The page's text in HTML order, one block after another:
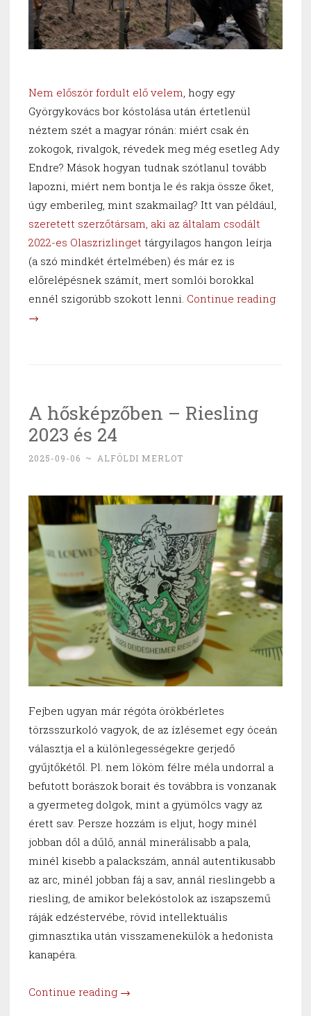
Nem először fordult elő velem, hogy egy
Györgykovács bor kóstolása után értetlenül
néztem szét a magyar rónán: miért csak én
zokogok, rivalgok, révedek meg még esetleg Ady
Endre? Mások hogyan tudnak szótlanul tovább
lapozni, miért nem bontja le és rakja össze őket,
úgy emberileg, mint szakmailag? Itt van például,
szeretett szerzőtársam, aki az általam csodált
2022-es Olaszrizlinget tárgyilagos hangon leírja
(a szó mindkét értelmében) és már ez is
előrelépésnek számít, mert somlói borokkal
ennél szigorúbb szokott lenni. Continue reading
→
A hősképzőben – Riesling
2023 és 24
2025-09-06 ~ ALFÖLDI MERLOT
Fejben ugyan már régóta örökbérletes
törzsszurkoló vagyok, de az ízlésemet egy óceán
választja el a különlegességekre gerjedő
gyűjtőkétől. Pl. nem lököm félre méla undorral a
befutott borászok borait és továbbra is vonzanak
a gyermeteg dolgok, mint a gyümölcs vagy az
érett sav. Persze hozzám is eljut, hogy minél
jobban dől a dűlő, annál minerálisabb a pala,
minél kisebb a palackszám, annál autentikusabb
az arc, minél jobban fáj a sav, annál rieslingebb a
riesling, de amikor belekóstolok az iszapszemű
ráják edzéstervébe, rövid intellektuális
gimnasztika után visszamenekülök a hedonista
kanapéra.
Continue reading “A
→